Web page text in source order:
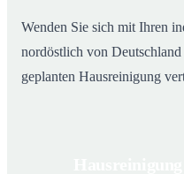
Wenden Sie sich mit Ihren
nordöstlich von
geplanten Hausreinigung